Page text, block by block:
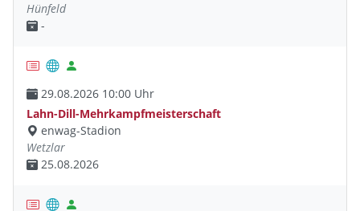
Hünfeld
-
29.08.2026 10:00 Uhr
Lahn-Dill-Mehrkampfmeisterschaft
enwag-Stadion
Wetzlar
25.08.2026